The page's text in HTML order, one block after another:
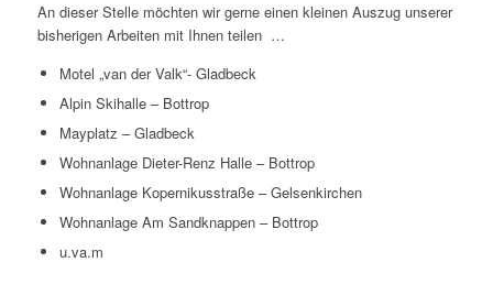
An dieser Stelle möchten wir gerne einen kleinen Auszug unserer
bisherigen Arbeiten mit Ihnen teilen …
Motel „van der Valk“- Gladbeck
Alpin Skihalle – Bottrop
Mayplatz – Gladbeck
Wohnanlage Dieter-Renz Halle – Bottrop
Wohnanlage Kopernikusstraße – Gelsenkirchen
Wohnanlage Am Sandknappen – Bottrop
u.va.m